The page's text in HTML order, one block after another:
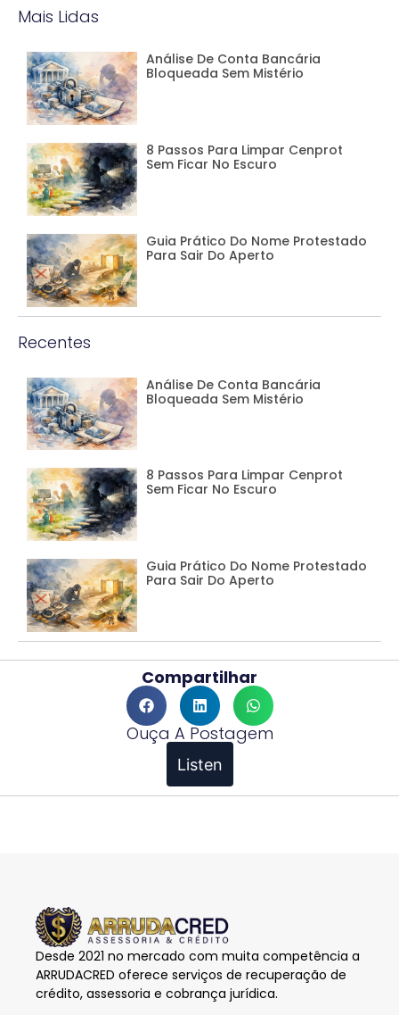
Mais Lidas
Análise De Conta Bancária
Bloqueada Sem Mistério
8 Passos Para Limpar Cenprot
Sem Ficar No Escuro
Guia Prático Do Nome Protestado
Para Sair Do Aperto
Recentes
Análise De Conta Bancária
Bloqueada Sem Mistério
8 Passos Para Limpar Cenprot
Sem Ficar No Escuro
Guia Prático Do Nome Protestado
Para Sair Do Aperto
Compartilhar
Ouça A Postagem
Listen
Desde 2021 no mercado com muita competência a
ARRUDACRED oferece serviços de recuperação de
crédito, assessoria e cobrança jurídica.